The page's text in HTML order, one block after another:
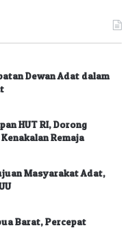
Dewan Adat dalam
HUT RI, Dorong
Remaja
Masyarakat Adat,
Barat, Percepat